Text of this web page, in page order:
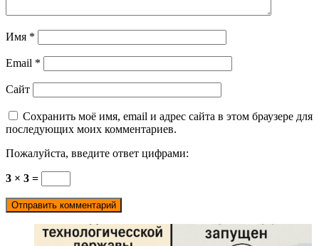
Имя *
Email *
Сайт
Сохранить моё имя, email и адрес сайта в этом браузере для
последующих моих комментариев.
Пожалуйста, введите ответ цифрами:
3 × 3 =